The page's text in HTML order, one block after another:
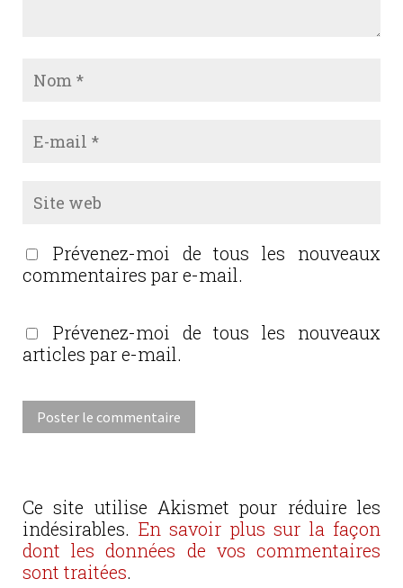
Prévenez-moi de tous les nouveaux
commentaires par e-mail.
Prévenez-moi de tous les nouveaux
articles par e-mail.
Ce site utilise Akismet pour réduire les
indésirables. En savoir plus sur la façon
dont les données de vos commentaires
sont traitées.